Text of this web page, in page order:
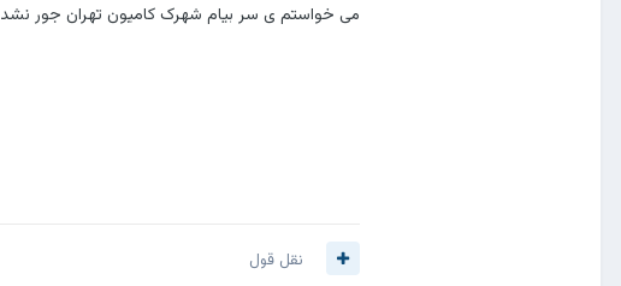
می خواستم ی سر بیام شهرک کامیون تهران جور نشد
نقل قول